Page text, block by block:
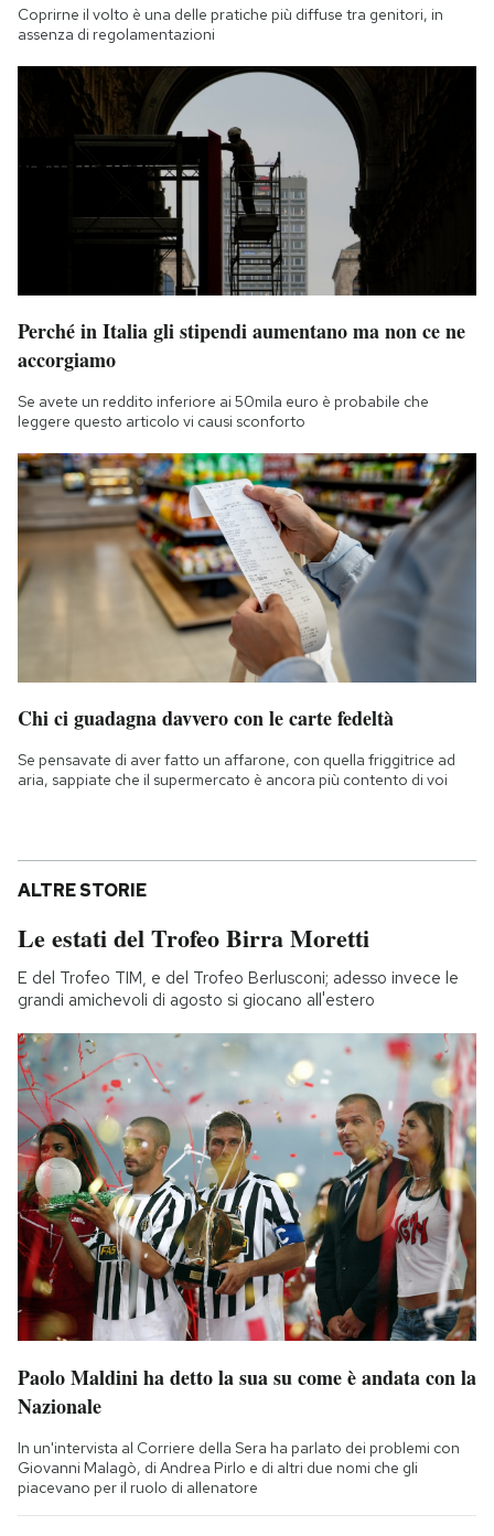
Coprirne il volto è una delle pratiche più diffuse tra genitori, in
assenza di regolamentazioni
Perché in Italia gli stipendi aumentano ma non ce ne
accorgiamo
Se avete un reddito inferiore ai 50mila euro è probabile che
leggere questo articolo vi causi sconforto
Chi ci guadagna davvero con le carte fedeltà
Se pensavate di aver fatto un affarone, con quella friggitrice ad
aria, sappiate che il supermercato è ancora più contento di voi
ALTRE STORIE
Le estati del Trofeo Birra Moretti
E del Trofeo TIM, e del Trofeo Berlusconi; adesso invece le
grandi amichevoli di agosto si giocano all'estero
Paolo Maldini ha detto la sua su come è andata con la
Nazionale
In un'intervista al Corriere della Sera ha parlato dei problemi con
Giovanni Malagò, di Andrea Pirlo e di altri due nomi che gli
piacevano per il ruolo di allenatore